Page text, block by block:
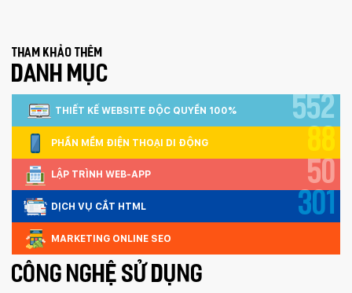
Tham khảo thêm
DANH MỤC
THIẾT KẾ WEBSITE ĐỘC QUYỀN 100% 552
PHẦN MỀM ĐIỆN THOẠI DI ĐỘNG 88
LẬP TRÌNH WEB-APP 50
DỊCH VỤ CẮT HTML 301
MARKETING ONLINE SEO
CÔNG NGHỆ SỬ DỤNG